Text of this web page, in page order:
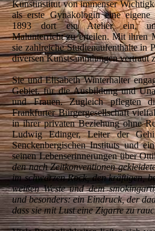
Kunstinstitut von immenser
als erste Gynäkologin eine
1893 dort ein Atelier ein, um
Malunterricht zu erteilen. Mit ihren
sie zahlreiche Studienaufenthalte in
diversen Kunstsammlungen vertraut
Sie und Elisabeth Winterhalter
Gebiet, für die Ausbildung und
und Frauen. Zugleich pflegten
Frankfurter Bürgergesellschaft
in ihrer privaten Beziehung ohne
Ludwig Edinger, Leiter der
Senckenbergischen Instituts und
seinen Lebenserinnerungen über
den nach Zeitkonventionen
im schwarzen Rock, den kräftigen,
weißen Weste und dem
und besonders: ein Eindruck, der
dass sie mit Lust eine Zigarre zu